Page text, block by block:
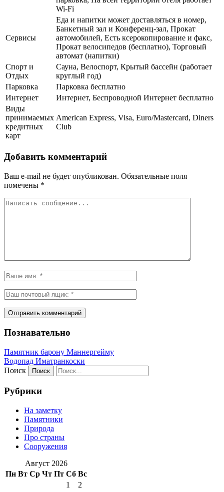
Wi-Fi
Сервисы
Еда и напитки может доставляться в номер,
Банкетный зал и Конференц-зал, Прокат
автомобилей, Есть ксерокопирование и факс,
Прокат велосипедов (бесплатно), Торговый
автомат (напитки)
Спорт и
Отдых
Сауна, Велоспорт, Крытый бассейн (работает
круглый год)
Парковка
Парковка бесплатно
Интернет
Интернет, Беспроводной Интернет бесплатно
Виды
принимаемых
кредитных
карт
American Express, Visa, Euro/Mastercard, Diners
Club
Добавить комментарий
Ваш e-mail не будет опубликован. Обязательные поля
помечены *
Познавательно
Памятник барону Маннергейму
Водопад Иматранкоски
Поиск
Рубрики
На заметку
Памятники
Природа
Про страны
Сооружения
Август 2026
Пн Вт Ср Чт Пт Сб Вс
1
2